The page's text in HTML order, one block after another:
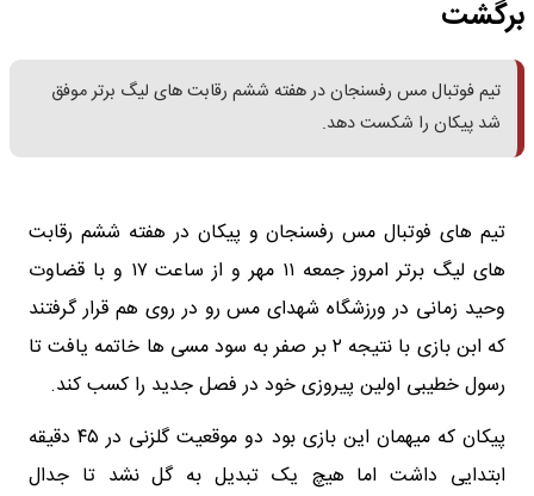
برگشت
تیم فوتبال مس رفسنجان در هفته ششم رقابت های لیگ برتر موفق
شد پیکان را شکست دهد.
تیم های فوتبال مس رفسنجان و پیکان در هفته ششم رقابت
های لیگ برتر امروز جمعه ۱۱ مهر و از ساعت ۱۷ و با قضاوت
وحید زمانی در ورزشگاه شهدای مس رو در روی هم قرار گرفتند
که ابن بازی با نتیجه ۲ بر صفر به سود مسی ها خاتمه یافت تا
رسول خطیبی اولین پیروزی خود در فصل جدید را کسب کند.
پیکان که میهمان این بازی بود دو موقعیت گلزنی در ۴۵ دقیقه
ابتدایی داشت اما هیچ یک تبدیل به گل نشد تا جدال